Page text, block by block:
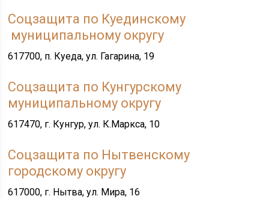
Соцзащита по Куединскому
муниципальному округу
617700, п. Куеда, ул. Гагарина, 19
Соцзащита по Кунгурскому
муниципальному округу
617470, г. Кунгур, ул. К.Маркса, 10
Соцзащита по Нытвенскому
городскому округу
617000, г. Нытва, ул. Мира, 16